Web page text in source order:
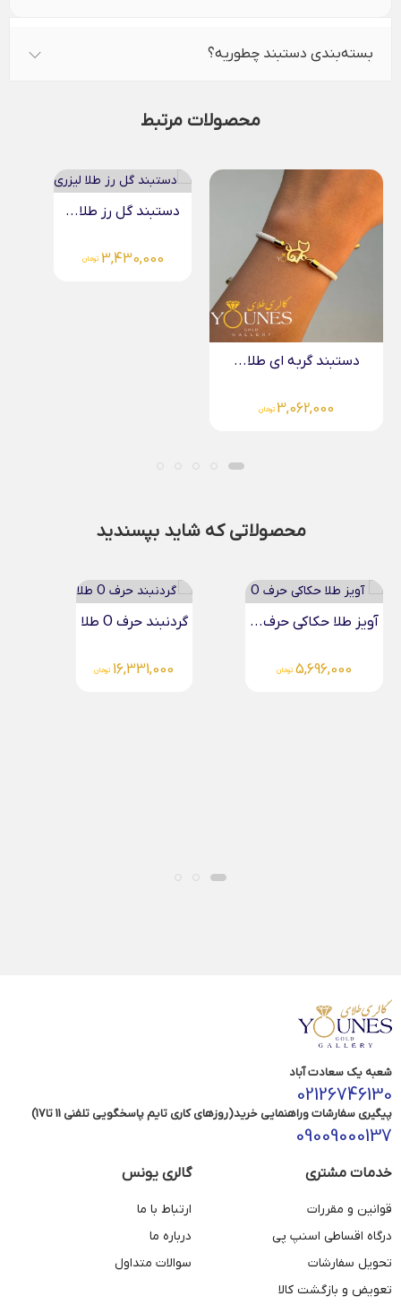
بسته‌بندی دستبند چطوریه؟
محصولات مرتبط
دستبند گل رز طلا...
3,430,000
محصولاتی که شاید بپسندید
گردنبند حرف O طلا
16,331,000 تومان
آویز طلا لیزری پا...
5,487,000
شعبه یک سعادت آباد
02126746130
پیگیری سفارشات وراهنمایی خرید(روزهای کاری تایم پاسخگویی تلفنی 11 تا17)
09009000137
خدمات مشتری
قوانین و مقررات
درگاه اقساطی اسنپ پی
تحویل سفارشات
تعویض و بازگشت کالا
گالری یونس
ارتباط با ما
درباره ما
سوالات متداول